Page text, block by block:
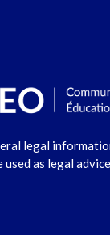
legal
as legal